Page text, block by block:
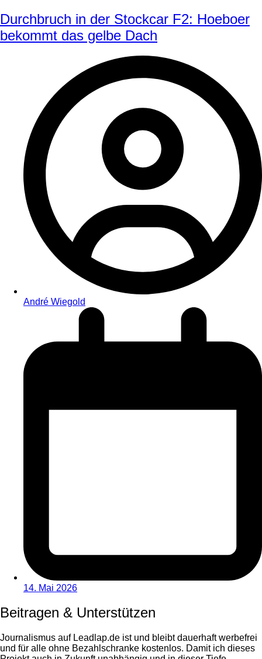
Durchbruch in der Stockcar F2: Hoeboer
bekommt das gelbe Dach
André Wiegold
14. Mai 2026
Beitragen & Unterstützen
Journalismus auf Leadlap.de ist und bleibt dauerhaft werbefrei
und für alle ohne Bezahlschranke kostenlos. Damit ich dieses